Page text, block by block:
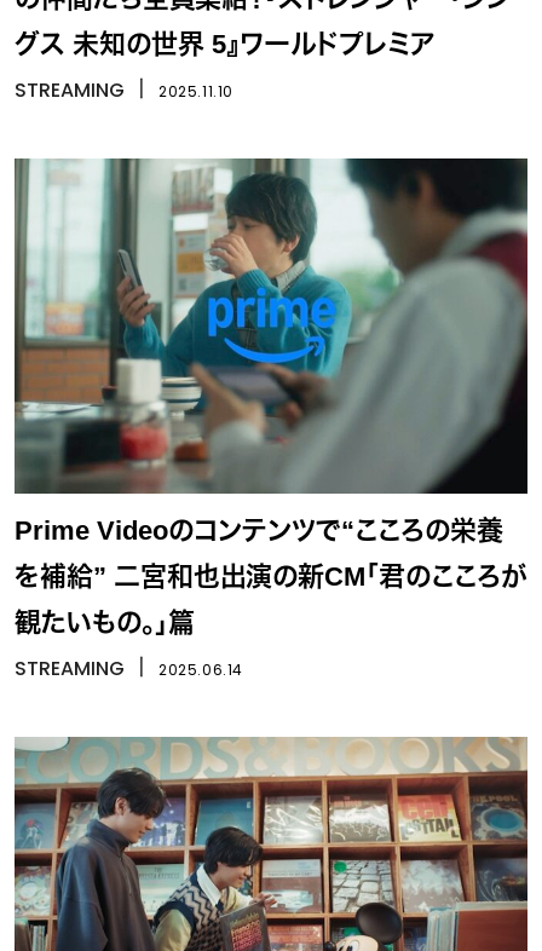
グス 未知の世界 5』ワールドプレミア
STREAMING 2025.11.10
Prime Videoのコンテンツで“こころの栄養
を補給” 二宮和也出演の新CM「君のこころが
観たいもの。」篇
STREAMING 2025.06.14